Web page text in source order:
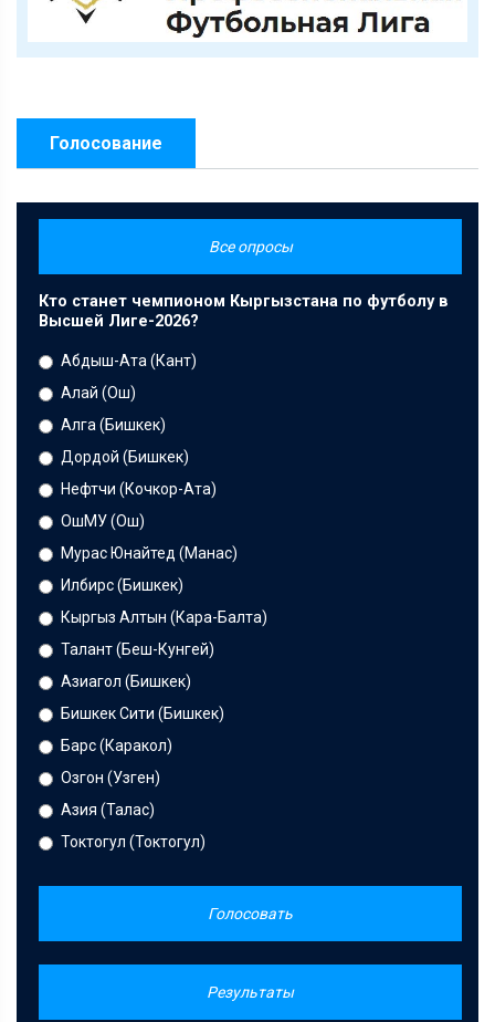
Голосование
Все опросы
Кто станет чемпионом Кыргызстана по футболу в
Высшей Лиге-2026?
Абдыш-Ата (Кант)
Алай (Ош)
Алга (Бишкек)
Дордой (Бишкек)
Нефтчи (Кочкор-Ата)
ОшМУ (Ош)
Мурас Юнайтед (Манас)
Илбирс (Бишкек)
Кыргыз Алтын (Кара-Балта)
Талант (Беш-Кунгей)
Азиагол (Бишкек)
Бишкек Сити (Бишкек)
Барс (Каракол)
Озгон (Узген)
Азия (Талас)
Токтогул (Токтогул)
Голосовать
Результаты